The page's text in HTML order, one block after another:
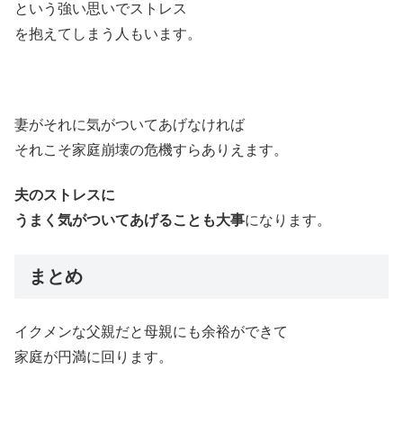
という強い思いでストレス
を抱えてしまう人もいます。
妻がそれに気がついてあげなければ
それこそ家庭崩壊の危機すらありえます。
夫のストレスに
うまく気がついてあげることも大事になります。
まとめ
イクメンな父親だと母親にも余裕ができて
家庭が円満に回ります。